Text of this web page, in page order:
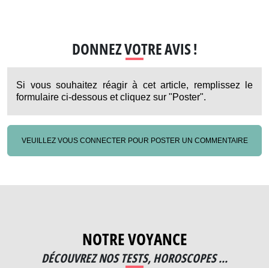
DONNEZ VOTRE AVIS !
Si vous souhaitez réagir à cet article, remplissez le
formulaire ci-dessous et cliquez sur "Poster".
VEUILLEZ VOUS CONNECTER POUR POSTER UN COMMENTAIRE
NOTRE VOYANCE
DÉCOUVREZ NOS TESTS, HOROSCOPES ...